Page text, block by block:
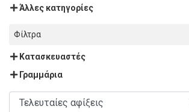
Άλλες κατηγορίες
Φίλτρα
Κατασκευαστές
Γραμμάρια